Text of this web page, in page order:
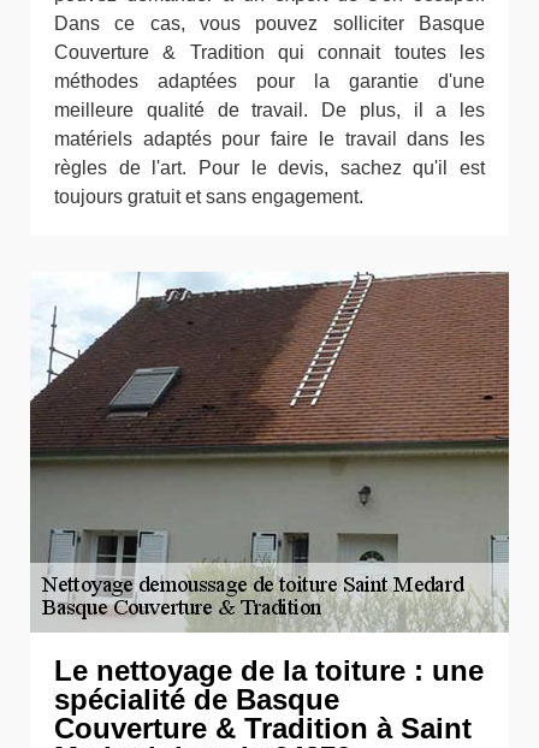
Dans ce cas, vous pouvez solliciter Basque
Couverture & Tradition qui connait toutes les
méthodes adaptées pour la garantie d'une
meilleure qualité de travail. De plus, il a les
matériels adaptés pour faire le travail dans les
règles de l'art. Pour le devis, sachez qu'il est
toujours gratuit et sans engagement.
Le nettoyage de la toiture : une
spécialité de Basque
Couverture & Tradition à Saint